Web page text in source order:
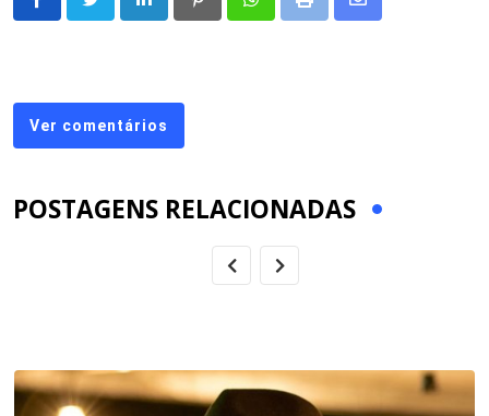
LinkedIn PinterestWhatsappPrint
Share
Ver comentários
POSTAGENS RELACIONADAS